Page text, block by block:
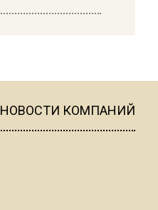
НОВОСТИ КОМПАНИЙ